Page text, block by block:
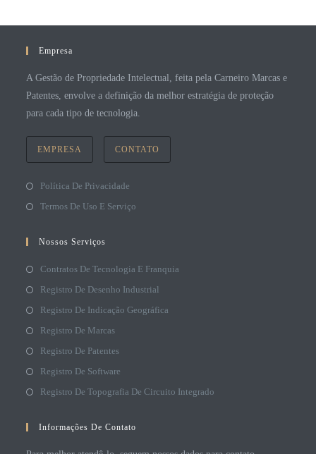
Empresa
A Gestão de Propriedade Intelectual, feita pela Carneiro Marcas e
Patentes, envolve a definição da melhor estratégia de proteção
para cada tipo de tecnologia.
EMPRESA CONTATO
Política De Privacidade
Termos De Uso E Serviço
Nossos Serviços
Contratos De Tecnologia E Franquia
Registro De Desenho Industrial
Registro De Indicação Geográfica
Registro De Marcas
Registro De Patentes
Registro De Software
Registro De Topografia De Circuito Integrado
Informações De Contato